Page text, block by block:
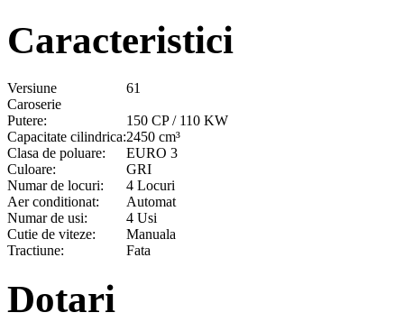
Caracteristici
Versiune
61
Caroserie
Putere:
150 CP / 110 KW
Capacitate cilindrica:2450 cm³
Clasa de poluare:
EURO 3
Culoare:
GRI
Numar de locuri:
4 Locuri
Aer conditionat:
Automat
Numar de usi:
4 Usi
Cutie de viteze:
Manuala
Tractiune:
Fata
Dotari